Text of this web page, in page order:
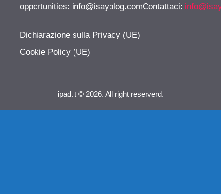
opportunities: info@isayblog.comContattaci:
Dichiarazione sulla Privacy (UE)
Cookie Policy (UE)
ipad.it © 2026. All right reserverd.